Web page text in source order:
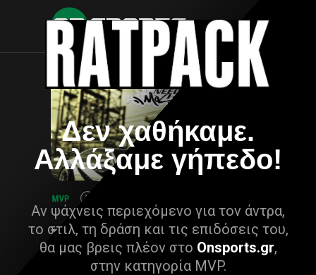
Δεν χαθήκαμε.
Αλλάξαμε γήπεδο!
Αν ψάχνεις περιεχόμενο για τον άντρα,
το στιλ, τη δράση και τις επιδόσεις του,
θα μας βρεις πλέον στο Onsports.gr,
στην κατηγορία MVP.